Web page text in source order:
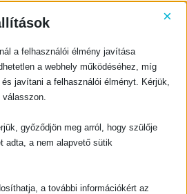
×
a felhasználói élmény javítása
a webhely működéséhez, míg
javítani a felhasználói élményt. Kérjük,
győződjön meg arról, hogy szülője
adta, a nem alapvető sütik
a további információkért az